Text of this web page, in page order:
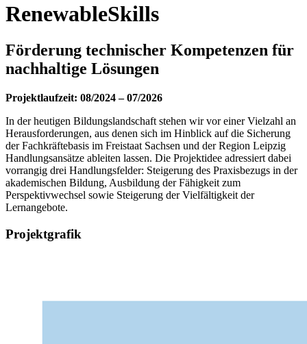
RenewableSkills
Förderung technischer Kompetenzen für
nachhaltige Lösungen
Projektlaufzeit: 08/2024 – 07/2026
In der heutigen Bildungslandschaft stehen wir vor einer Vielzahl an
Herausforderungen, aus denen sich im Hinblick auf die Sicherung
der Fachkräftebasis im Freistaat Sachsen und der Region Leipzig
Handlungsansätze ableiten lassen. Die Projektidee adressiert dabei
vorrangig drei Handlungsfelder: Steigerung des Praxisbezugs in der
akademischen Bildung, Ausbildung der Fähigkeit zum
Perspektivwechsel sowie Steigerung der Vielfältigkeit der
Lernangebote.
Projektgrafik